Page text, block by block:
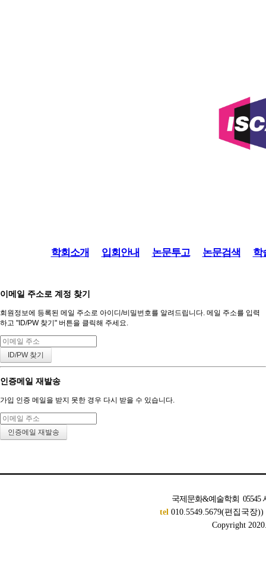
학회소개 입회안내 논문투고 논문검색 학
이메일 주소로 계정 찾기
회원정보에 등록된 메일 주소로 아이디/비밀번호를 알려드립니다. 메일 주소를 입력
하고 "ID/PW 찾기" 버튼을 클릭해 주세요.
인증메일 재발송
가입 인증 메일을 받지 못한 경우 다시 받을 수 있습니다.
국제문화&예술학회 05545
tel010.5549.5679(편집국장
Copyright